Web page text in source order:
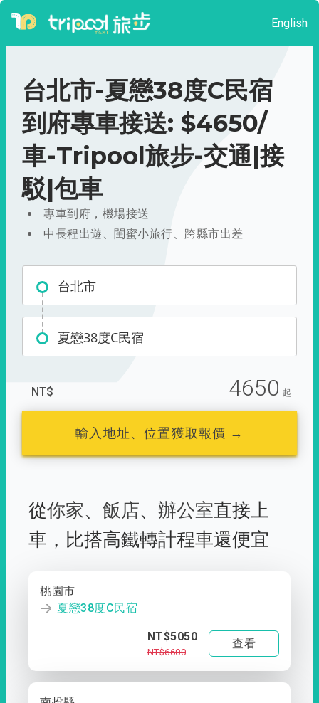
English
台北市-夏戀38度C民宿
到府專車接送: $4650/
車-Tripool旅步-交通|接
駁|包車
專車到府，機場接送
中長程出遊、閨蜜小旅行、跨縣市出差
台北市
夏戀38度C民宿
NT$ 4650 起
輸入地址、位置獲取報價 →
從你家、 飯店、 辦公室直接上
車， 比搭高鐵轉計程車還便宜
桃園市
夏戀38度C民宿
NT$5050
NT$6600
查看